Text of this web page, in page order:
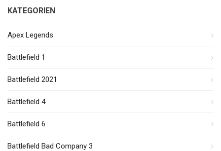
KATEGORIEN
Apex Legends
Battlefield 1
Battlefield 2021
Battlefield 4
Battlefield 6
Battlefield Bad Company 3